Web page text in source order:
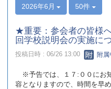
2026年6月 50件
★重要：参会者の皆様
回学校説明会の実施に
投稿日時 : 06/26 13:00 附属
※予告では、１７:００にお
容となりますので、時間を早